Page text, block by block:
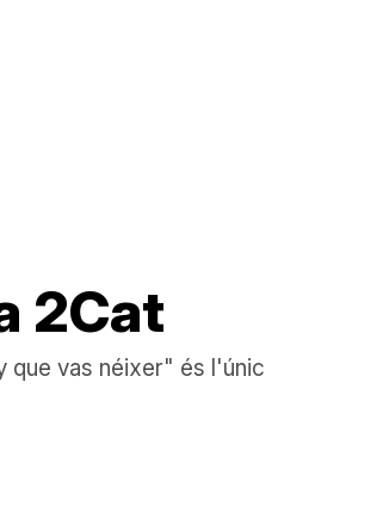
2Cat
que vas néixer" és l'únic